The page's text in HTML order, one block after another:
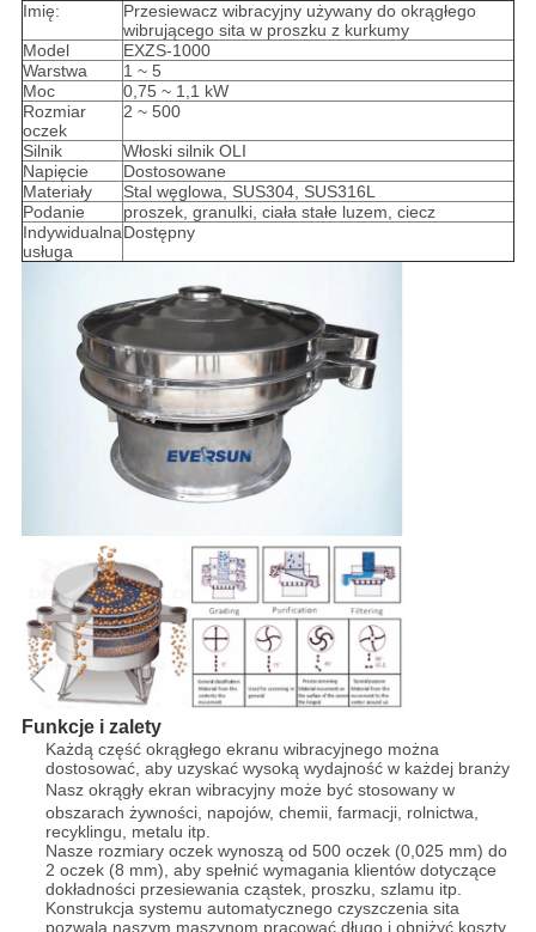
Imię:
Przesiewacz wibracyjny używany do okrągłego
wibrującego sita w proszku z kurkumy
Model
EXZS-1000
Warstwa
1 ~ 5
Moc
0,75 ~ 1,1 kW
Rozmiar
oczek
2 ~ 500
Silnik
Włoski silnik OLI
Napięcie
Dostosowane
Materiały
Stal węglowa, SUS304, SUS316L
Podanie
proszek, granulki, ciała stałe luzem, ciecz
Indywidualna
usługa
Dostępny
Funkcje i zalety
Każdą część okrągłego ekranu wibracyjnego można
dostosować, aby uzyskać wysoką wydajność w każdej branży
Nasz okrągły ekran wibracyjny może być stosowany w
obszarach żywności, napojów, chemii, farmacji, rolnictwa,
recyklingu, metalu itp.
Nasze rozmiary oczek wynoszą od 500 oczek (0,025 mm) do
2 oczek (8 mm), aby spełnić wymagania klientów dotyczące
dokładności przesiewania cząstek, proszku, szlamu itp.
Konstrukcja systemu automatycznego czyszczenia sita
pozwala naszym maszynom pracować długo i obniżyć koszty